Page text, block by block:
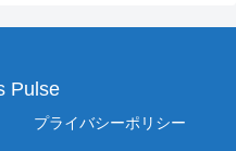
Pulse
プライバシーポリシー